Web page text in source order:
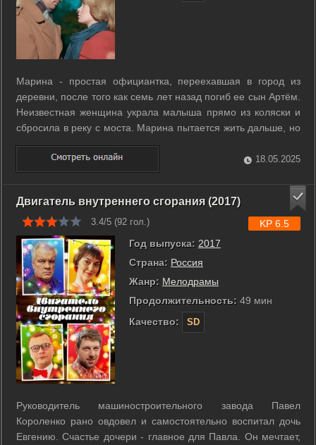
Марина - простая официантка, переехавшая в город из
деревни, после того как семь лет назад погиб ее сын Артём.
Неизвестная женщина украла малыша прямо из коляски и
сбросила в реку с моста. Марина пытается жить дальше, но
никак не может смириться с произошедшим. Неожиданно её
находит бывшая соседка. Старуха решила покаяться перед
смертью: ей ...
18.05.2025
Двигатель внутреннего сгорания (2017)
3.4/5 (92 гол.)
Год выпуска: 2017
Страна: Россия
Жанр: Мелодрамы
Продолжительность: 49 мин
Качество:
SD
KP 6.5
Руководитель машиностроительного завода Павел
Короленко рано овдовел и самостоятельно воспитал дочь
Евгению. Счастье дочери - главное для Павла. Он мечтает,